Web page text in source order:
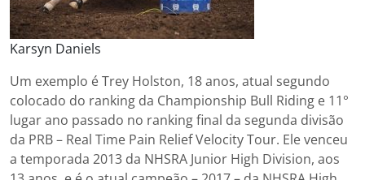
Karsyn Daniels
Um exemplo é Trey Holston, 18 anos, atual segundo
colocado do ranking da Championship Bull Riding e 11°
lugar ano passado no ranking final da segunda divisão
da PRB – Real Time Pain Relief Velocity Tour. Ele venceu
a temporada 2013 da NHSRA Junior High Division, aos